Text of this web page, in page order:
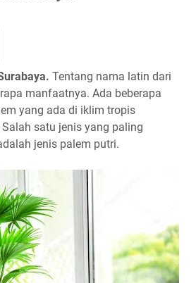
Tentang nama latin dari
manfaatnya. Ada beberapa
yang ada di iklim tropis
satu jenis yang paling
jenis palem putri.